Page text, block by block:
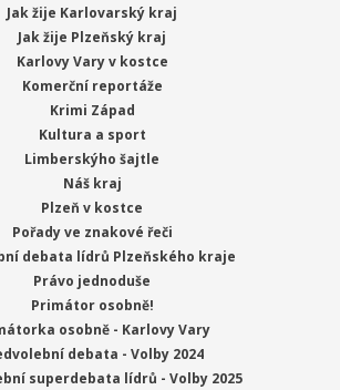
Jak žije Karlovarský kraj
Jak žije Plzeňský kraj
Karlovy Vary v kostce
Komerční reportáže
Krimi Západ
Kultura a sport
Limberskýho šajtle
Náš kraj
Plzeň v kostce
Pořady ve znakové řeči
debata lídrů Plzeňského kraje
Právo jednoduše
Primátor osobně!
osobně - Karlovy Vary
debata - Volby 2024
superdebata lídrů - Volby 2025